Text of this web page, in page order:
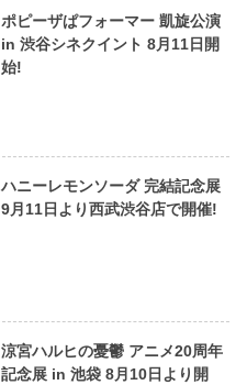
ポピーザぱフォーマー 凱旋公演
in 渋谷シネクイント 8月11日開
始!
ハニーレモンソーダ 完結記念展
9月11日より西武渋谷店で開催!
涼宮ハルヒの憂鬱 アニメ20周年
記念展 in 池袋 8月10日より開